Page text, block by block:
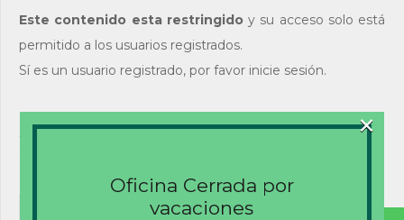
Este contenido esta restringido y su acceso solo está
permitido a los usuarios registrados.
Sí es un usuario registrado, por favor inicie sesión.
Acceso de usuarios
Nombre de usuario o correo electrónico
Oficina Cerrada por
vacaciones
×